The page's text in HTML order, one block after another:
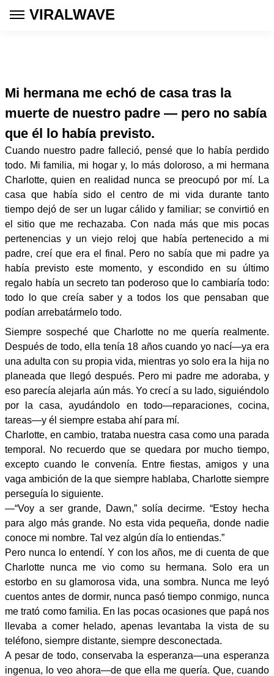
VIRALWAVE
Mi hermana me echó de casa tras la
muerte de nuestro padre — pero no sabía
que él lo había previsto.
Cuando nuestro padre falleció, pensé que lo había perdido
todo. Mi familia, mi hogar y, lo más doloroso, a mi hermana
Charlotte, quien en realidad nunca se preocupó por mí. La
casa que había sido el centro de mi vida durante tanto
tiempo dejó de ser un lugar cálido y familiar; se convirtió en
el sitio que me rechazaba. Con nada más que mis pocas
pertenencias y un viejo reloj que había pertenecido a mi
padre, creí que era el final. Pero no sabía que mi padre ya
había previsto este momento, y escondido en su último
regalo había un secreto tan poderoso que lo cambiaría todo:
todo lo que creía saber y a todos los que pensaban que
podían arrebatármelo todo.
Siempre sospeché que Charlotte no me quería realmente.
Después de todo, ella tenía 18 años cuando yo nací—ya era
una adulta con su propia vida, mientras yo solo era la hija no
planeada que llegó después. Pero mi padre me adoraba, y
eso parecía alejarla aún más. Yo crecí a su lado, siguiéndolo
por la casa, ayudándolo en todo—reparaciones, cocina,
tareas—y él siempre estaba ahí para mí.
Charlotte, en cambio, trataba nuestra casa como una parada
temporal. No recuerdo que se quedara por mucho tiempo,
excepto cuando le convenía. Entre fiestas, amigos y una
vaga ambición de la que siempre hablaba, Charlotte siempre
perseguía lo siguiente.
—“Voy a ser grande, Dawn,” solía decirme. “Estoy hecha
para algo más grande. No esta vida pequeña, donde nadie
conoce mi nombre. Tal vez algún día lo entiendas.”
Pero nunca lo entendí. Y con los años, me di cuenta de que
Charlotte nunca me vio como su hermana. Solo era un
estorbo en su glamorosa vida, una sombra. Nunca me leyó
cuentos antes de dormir, nunca pasó tiempo conmigo, nunca
me trató como familia. En las pocas ocasiones que papá nos
llevaba a comer helado, apenas levantaba la vista de su
teléfono, siempre distante, siempre desconectada.
A pesar de todo, conservaba la esperanza—una esperanza
ingenua, lo veo ahora—de que ella me quería. Que, cuando